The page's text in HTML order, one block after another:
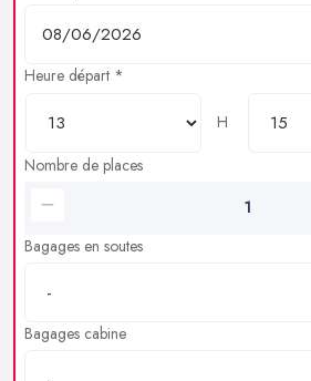
Heure départ *
H
Nombre de places
Bagages en soutes
Bagages cabine